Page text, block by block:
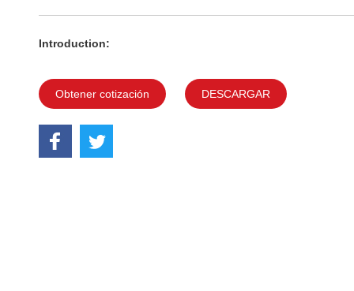
Introduction:
Obtener cotización DESCARGAR